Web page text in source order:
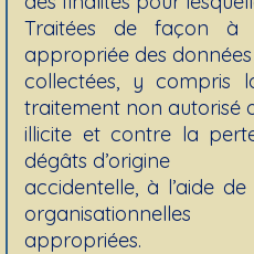
Traitées de façon à
appropriée des données
collectées, y compris
traitement non autorisé
illicite et contre la
dégâts d’origine
accidentelle, à l’aide
organisationnelles
appropriées.